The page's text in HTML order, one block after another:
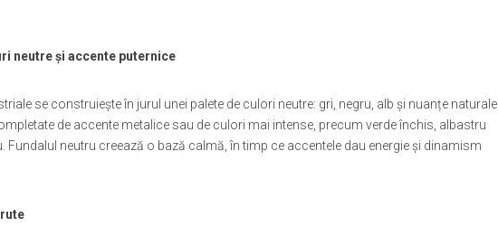
neutre și accente puternice
se construiește în jurul unei palete de culori neutre: gri, negru, alb și nuanțe naturale
de accente metalice sau de culori mai intense, precum verde închis, albastru
Fundalul neutru creează o bază calmă, în timp ce accentele dau energie și dinamism